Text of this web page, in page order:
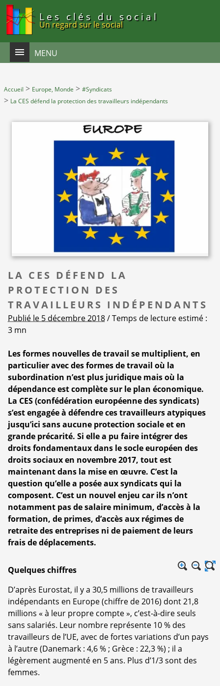
Les clés du social
Un regard sur le social
MENU
Accueil > Europe, Monde > #Syndicats
> La CES défend la protection des travailleurs indépendants
LA CES DÉFEND LA
PROTECTION DES
TRAVAILLEURS INDÉPENDANTS
Publié le 5 décembre 2018/ Temps de lecture estimé :
3 mn
Les formes nouvelles de travail se multiplient, en
particulier avec des formes de travail où la
subordination n’est plus juridique mais où la
dépendance est complète sur le plan économique.
La CES (confédération européenne des syndicats)
s’est engagée à défendre ces travailleurs atypiques
jusqu’ici sans aucune protection sociale et en
grande précarité. Si elle a pu faire intégrer des
droits fondamentaux dans le socle européen des
droits sociaux en novembre 2017, tout est
maintenant dans la mise en œuvre. C’est la
question qu’elle a posée aux syndicats qui la
composent. C’est un nouvel enjeu car ils n’ont
notamment pas de salaire minimum, d’accès à la
formation, de primes, d’accès aux régimes de
retraite des entreprises ni de paiement de leurs
frais de déplacements.
Quelques chiffres
D’après Eurostat, il y a 30,5 millions de travailleurs
indépendants en Europe (chiffre de 2016) dont 21,8
millions « à leur propre compte », c’est-à-dire seuls
sans salariés. Leur nombre représente 10 % des
travailleurs de l’UE, avec de fortes variations d’un pays
à l’autre (Danemark : 4,6 % ; Grèce : 22,3 %) ; il a
légèrement augmenté en 5 ans. Plus d’1/3 sont des
femmes.
Panneau de gestion des cookies